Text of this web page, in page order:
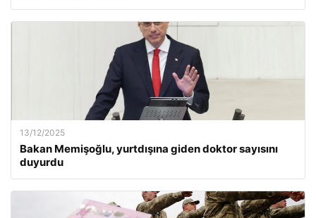
13/12/2025
Bakan Memişoğlu, yurtdışına giden doktor sayısını
duyurdu